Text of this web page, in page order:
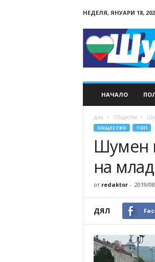
НЕДЕЛЯ, ЯНУАРИ 18,
НАЧАЛО
дом Общество
ОБЩЕСТВО ТОП
Шумен
на
от redaktor- 2019/
ДЯЛ